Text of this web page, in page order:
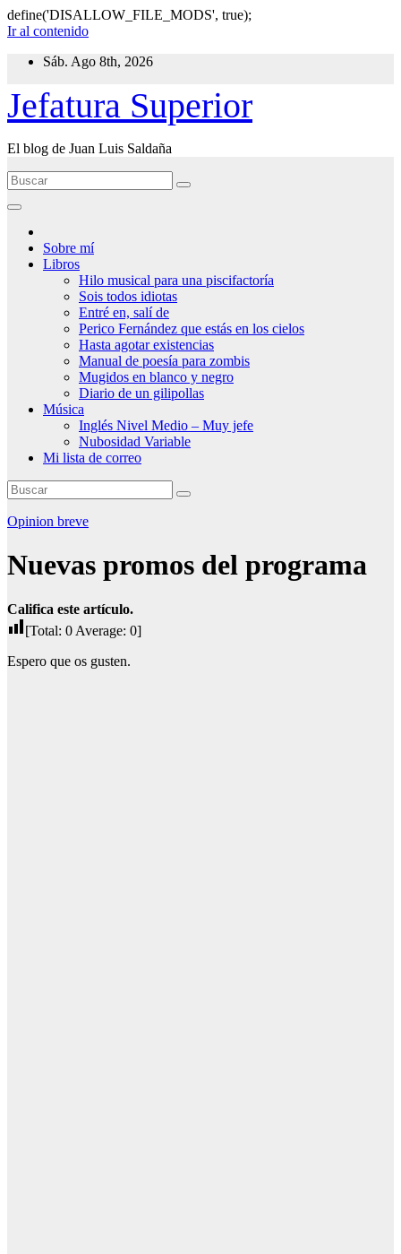
define('DISALLOW_FILE_MODS', true);
Ir al contenido
Sáb. Ago 8th, 2026
Jefatura Superior
El blog de Juan Luis Saldaña
Sobre mí
Libros
Hilo musical para una piscifactoría
Sois todos idiotas
Entré en, salí de
Perico Fernández que estás en los cielos
Hasta agotar existencias
Manual de poesía para zombis
Mugidos en blanco y negro
Diario de un gilipollas
Música
Inglés Nivel Medio – Muy jefe
Nubosidad Variable
Mi lista de correo
Opinion breve
Nuevas promos del programa
Califica este artículo.
[Total: 0 Average: 0]
Espero que os gusten.